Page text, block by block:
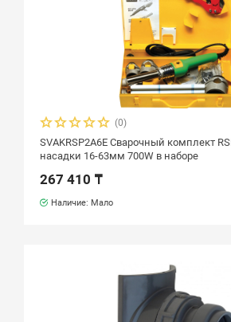
(0)
SVAKRSP2A6E Сварочный комплект
насадки 16-63мм 700W в наборе
267 410 ₸
Наличие: Мало